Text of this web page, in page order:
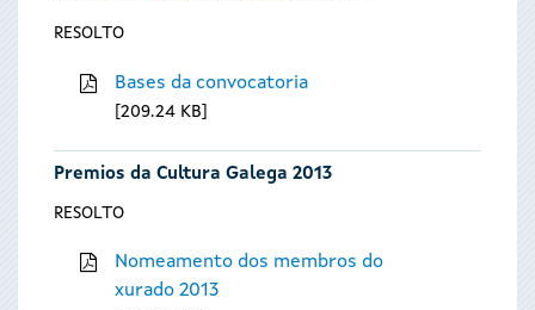
RESOLTO
Bases da convocatoria
209.24 KB
Premios da Cultura Galega 2013
RESOLTO
Nomeamento dos membros do
xurado 2013